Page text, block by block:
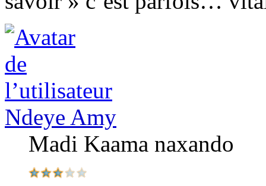
Ndeye Amy
Madi Kaama naxando